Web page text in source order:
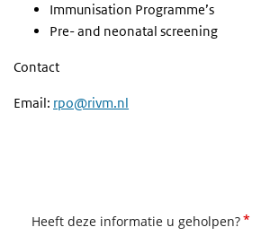
Immunisation Programme’s
Pre- and neonatal screening
Contact
Email: rpo@rivm.nl
Heeft deze informatie u geholpen?*